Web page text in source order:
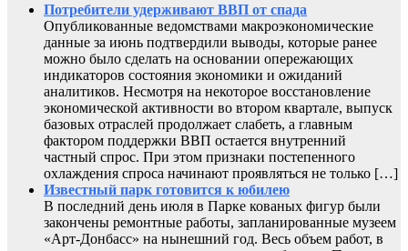
Потребители удерживают ВВП от спада
Опубликованные ведомствами макроэкономические
данные за июнь подтвердили выводы, которые ранее
можно было сделать на основании опережающих
индикаторов состояния экономики и ожиданий
аналитиков. Несмотря на некоторое восстановление
экономической активности во втором квартале, выпуск
базовых отраслей продолжает слабеть, а главным
фактором поддержки ВВП остается внутренний
частный спрос. При этом признаки постепенного
охлаждения спроса начинают проявляться не только […]
Известный парк готовится к юбилею
В последний день июля в Парке кованых фигур были
закончены ремонтные работы, запланированные музеем
«Арт-Донбасс» на нынешний год. Весь объем работ, в